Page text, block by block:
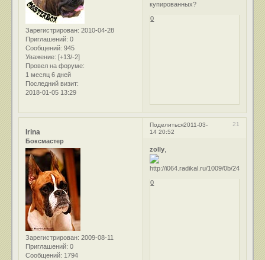
Зарегистрирован: 2010-04-28
Приглашений: 0
Сообщений: 945
Уважение: [+13/-2]
Провел на форуме:
1 месяц 6 дней
Последний визит:
2018-01-05 13:29
купированных?
0
Поделиться 21
2011-03-
14 20:52
Irina
Боксмастер
Зарегистрирован: 2009-08-11
Приглашений: 0
Сообщений: 1794
zolly
0